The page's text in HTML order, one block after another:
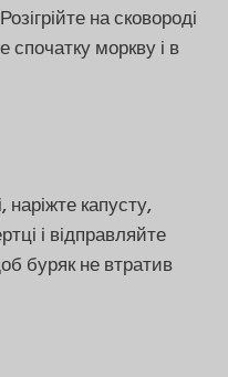
на сковороді
спочатку моркву і в
наріжте капусту,
і відправляйте
буряк не втратив